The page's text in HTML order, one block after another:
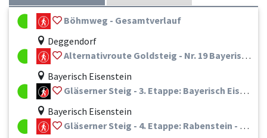
Böhmweg - Gesamtverlauf
Deggendorf
Alternativroute Goldsteig - Nr. 19 Bayerisch Eisenstein - Zwiesel - Frauenau - Spiegelau - St. Oswald-Riedlhütte - Neuschönau - Mauth
Bayerisch Eisenstein
Gläserner Steig - 3. Etappe: Bayerisch Eisenstein - Rabenstein
Bayerisch Eisenstein
Gläserner Steig - 4. Etappe: Rabenstein - Frauenau